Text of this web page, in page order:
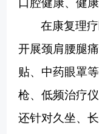
口腔健康、健
在康复理
开展颈肩腰腿
贴、中药眼罩
枪、低频治疗
还针对久坐、